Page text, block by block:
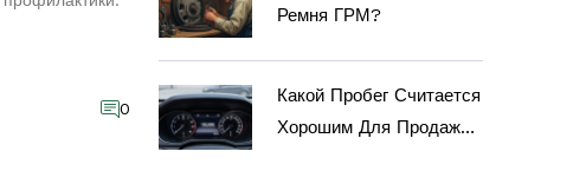
0
Ремня ГРМ?
Какой Пробег Считается
Хорошим Для Продажи